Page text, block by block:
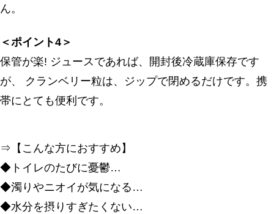
ん。
＜ポイント4＞
保管が楽! ジュースであれば、開封後冷蔵庫保存です
が、 クランベリー粒は、ジップで閉めるだけです。携
帯にとても便利です。
⇒【こんな方におすすめ】
◆トイレのたびに憂鬱…
◆濁りやニオイが気になる…
◆水分を摂りすぎたくない…